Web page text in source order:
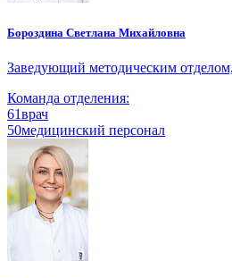
Бороздина Светлана Михайловна
Заведующий методическим
Команда отделения:
61врач
50медицинский персонал